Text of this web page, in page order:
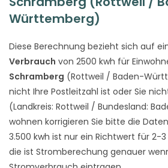
Württemberg)
Diese Berechnung bezieht sich auf
Verbrauch von 2500 kwh für
Schramberg (Rottweil / Baden-
nicht Ihre Postleitzahl ist oder Sie
(Landkreis: Rottweil / Bundesland:
wohnen korrigieren Sie bitte die
3.500 kwh ist nur ein Richtwert für 2-
die ist Stromberechung genauer